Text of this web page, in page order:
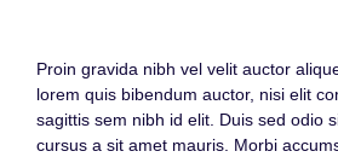
Proin gravida nibh vel velit auctor
lorem quis bibendum auctor, nisi elit
sagittis sem nibh id elit. Duis sed odio
cursus a sit amet mauris. Morbi